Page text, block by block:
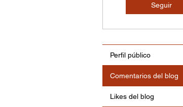
Seguir
Perfil público
Comentarios del blog
Likes del blog